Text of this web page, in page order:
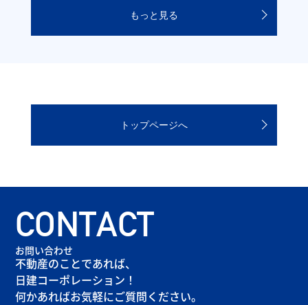
もっと見る
トップページへ
CONTACT
お問い合わせ
不動産のことであれば、
日建コーポレーション！
何かあればお気軽にご質問ください。